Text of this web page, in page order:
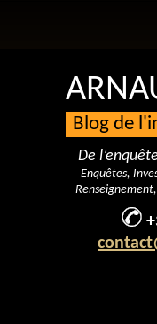
Blog de
De
Enquêtes,